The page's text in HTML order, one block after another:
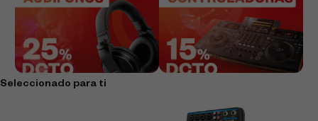
Seleccionado para ti